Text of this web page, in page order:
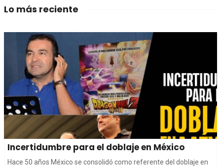
Lo más reciente
Incertidumbre para el doblaje en México
Hace 50 años México se consolidó como referente del doblaje en